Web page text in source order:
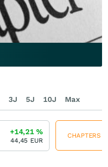
3J 5J 10J Max
+14,21%
44,45 EUR
CHAPTERS